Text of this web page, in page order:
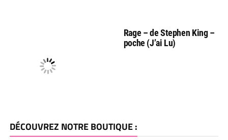
Rage – de Stephen King –
poche (J’ai Lu)
DÉCOUVREZ NOTRE BOUTIQUE :